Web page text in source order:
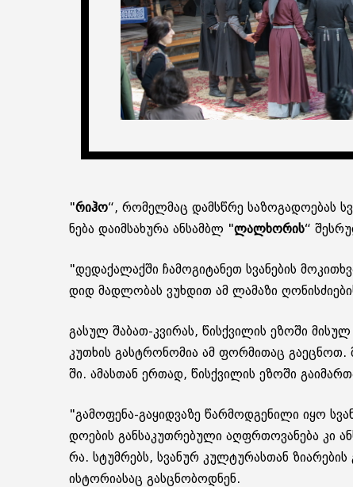
"რიჰო“, რო­მელ­მაც დამ­სწრე სა­ზო­გა­დო­ე­ბას
ნე­ბა და­იმ­სა­ხუ­რა ან­სამ­ბლ "ლალ­ხო­რის“
"დე­და­ქა­ლაქ­ში ჩა­მო­გი­ტა­ნეთ სვა­ნე­ბის
დიდ მად­ლო­ბას ვუხ­დით ამ ლა­მა­ზი
გა­სულ შა­ბათ-კვი­რას, წის­ქვი­ლის ეზო­ში
კუ­თხის გას­ტრო­ნო­მია ამ ფორ­მი­თაც გა­ეც­ნოთ.
ში. ამას­თან ერ­თად, წის­ქვი­ლის ეზო­ში
"გა­მო­ფე­ნა-გა­ყიდ­ვა­ზე წარ­მოდ­გე­ნი­ლი იყო
დო­ე­ბის გან­სა­კუთ­რე­ბუ­ლი აღ­ფრთო­ვა­ნე­ბა
რა. სტუმ­რებს, სვა­ნურ კულ­ტუ­რას­თან
ის­ტო­რი­ა­საც გას­ცნო­ბოდ­ნენ.